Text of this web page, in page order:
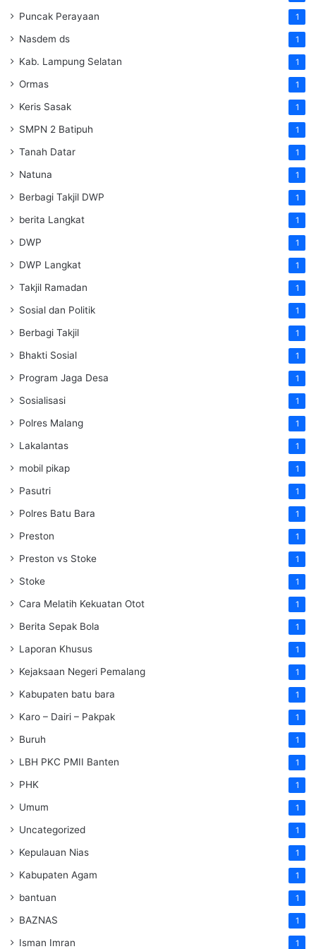
Puncak Perayaan 1
Nasdem ds 1
Kab. Lampung Selatan 1
Ormas 1
Keris Sasak 1
SMPN 2 Batipuh 1
Tanah Datar 1
Natuna 1
Berbagi Takjil DWP 1
berita Langkat 1
DWP 1
DWP Langkat 1
Takjil Ramadan 1
Sosial dan Politik 1
Berbagi Takjil 1
Bhakti Sosial 1
Program Jaga Desa 1
Sosialisasi 1
Polres Malang 1
Lakalantas 1
mobil pikap 1
Pasutri 1
Polres Batu Bara 1
Preston 1
Preston vs Stoke 1
Stoke 1
Cara Melatih Kekuatan Otot 1
Berita Sepak Bola 1
Laporan Khusus 1
Kejaksaan Negeri Pemalang 1
Kabupaten batu bara 1
Karo – Dairi – Pakpak 1
Buruh 1
LBH PKC PMII Banten 1
PHK 1
Umum 1
Uncategorized 1
Kepulauan Nias 1
Kabupaten Agam 1
bantuan 1
BAZNAS 1
Isman Imran 1